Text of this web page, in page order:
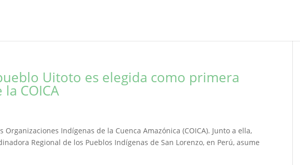
Uitoto es elegida como primera
COICA
Indígenas de la Cuenca Amazónica (COICA). Junto a ella,
Regional de los Pueblos Indígenas de San Lorenzo, en Perú, asume